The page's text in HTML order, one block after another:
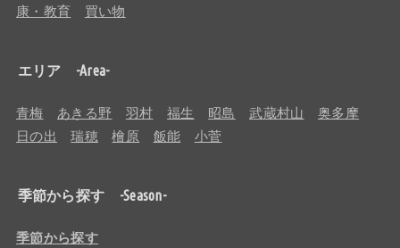
康・教育
買い物
エリア -Area-
青梅 あきる野 羽村 福生 昭島 武蔵村山
奥多摩
日の出
瑞穂 檜原 飯能 小菅
季節から探す -Season-
季節から探す